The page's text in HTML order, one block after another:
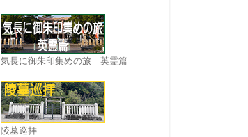
気長に御朱印集めの旅 英霊篇
陵墓巡拝